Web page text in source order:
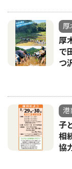
厚
厚
で
つ
港
子
相
協